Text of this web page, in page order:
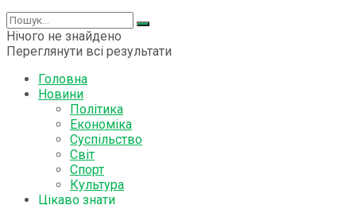
Нічого не знайдено
Переглянути всі результати
Головна
Новини
Політика
Економіка
Суспільство
Світ
Спорт
Культура
Цікаво знати